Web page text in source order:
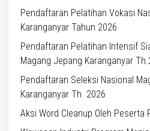
Pendaftaran Pelatihan Vokasi
Karanganyar Tahun 2026
Pendaftaran Pelatihan Intensif
Magang Jepang Karanganyar
Pendaftaran Seleksi Nasional
Karanganyar Th. 2026
Aksi Word Cleanup Oleh Peserta